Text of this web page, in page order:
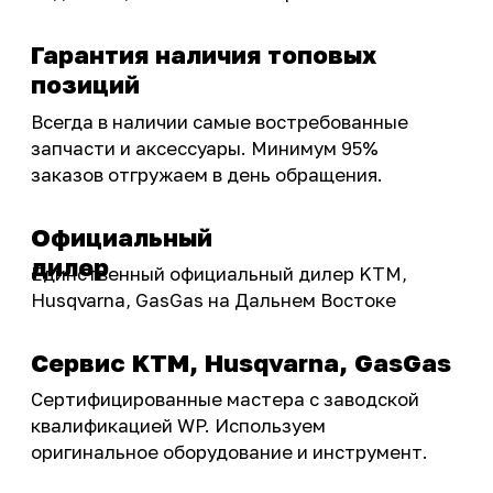
OSSPORT.RU
Интернет-магазин с реальными
эксклюзивными акциями для тех, кто с нами!
Следите за обновлениями в нашем профиле:
Шины и диски
Защита мотоцикла
Экипировка и одежда
Масла и химия
Новинки
КАТАЛОГ